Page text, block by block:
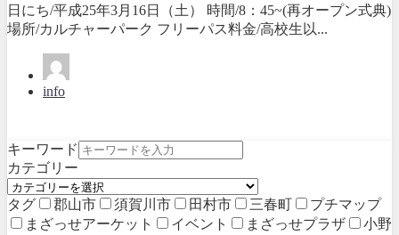
日にち/平成25年3月16日（土） 時間/8：45~(再オープン式典)
場所/カルチャーパーク フリーパス料金/高校生以...
info
キーワード
カテゴリー
タグ 郡山市 須賀川市 田村市 三春町
プチマップ
まざっせアーケット
イベント まざっせプラザ
小野